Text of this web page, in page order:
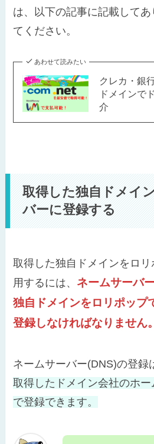
は、以下の記事に記載して
てください。
あわせて読みたい
クレカ・銀
ドメインで
介
取得した独自ドメイ
バーに登録する
取得した独自ドメインをロリ
用するには、 ネームサーバ
独自ドメインをロリポップ
登録しなければなりません。
ネームサーバー(DNS)の登録
取得したドメイン会社のホ
で登録できます。